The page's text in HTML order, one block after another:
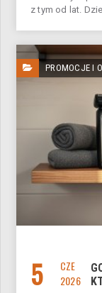
z tym od lat.
PROMOCJE I
5
CZE
2026